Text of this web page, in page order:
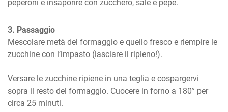
peperoni e insaporire con zucchero, sale e pepe.
3. Passaggio
Mescolare metà del formaggio e quello fresco e riempire le
zucchine con l’impasto (lasciare il ripieno!).
Versare le zucchine ripiene in una teglia e cospargervi
sopra il resto del formaggio. Cuocere in forno a 180° per
circa 25 minuti.